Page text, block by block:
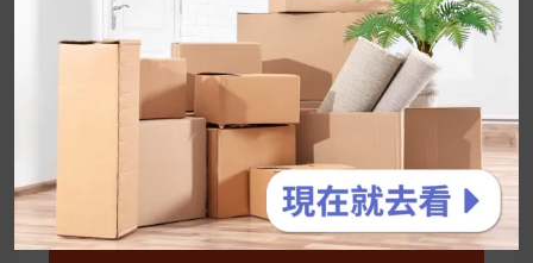
2026 過年禮盒推薦｜五款百元健康伴手禮
停用猛健樂後會反彈嗎？作用解析＋停藥後體重
維持全攻略
公主營養師：飲食改變也是能快樂執行的！6 個
你一定要知道的技巧